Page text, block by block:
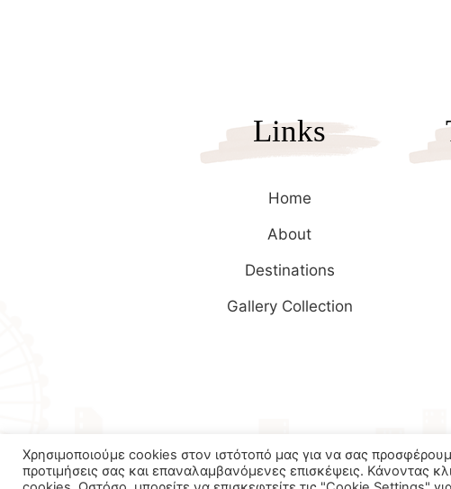
Links
Home
About
Destinations
Gallery Collection
Copyrights 2025Wetravel.gr
Χρησιμοποιούμε cookies στον ιστότοπό μας για να σας
προτιμήσεις σας και επαναλαμβανόμενες επισκέψεις. Κάνοντας